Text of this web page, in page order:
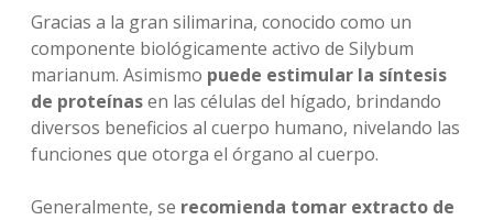
Gracias a la gran silimarina, conocido como un
componente biológicamente activo de Silybum
marianum. Asimismo puede estimular la síntesis
de proteínasen las células del hígado, brindando
diversos beneficios al cuerpo humano, nivelando las
funciones que otorga el órgano al cuerpo.
Generalmente, se recomienda tomar extracto de